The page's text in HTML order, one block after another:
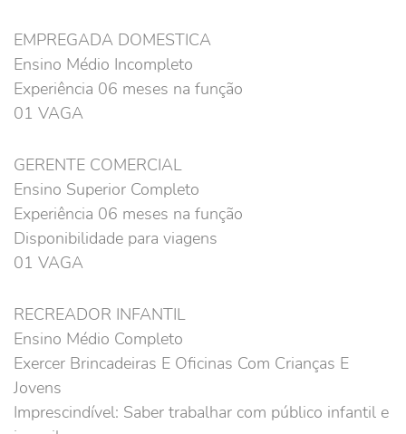
EMPREGADA DOMESTICA
Ensino Médio Incompleto
Experiência 06 meses na função
01 VAGA
GERENTE COMERCIAL
Ensino Superior Completo
Experiência 06 meses na função
Disponibilidade para viagens
01 VAGA
RECREADOR INFANTIL
Ensino Médio Completo
Exercer Brincadeiras E Oficinas Com Crianças E
Jovens
Imprescindível: Saber trabalhar com público infantil e